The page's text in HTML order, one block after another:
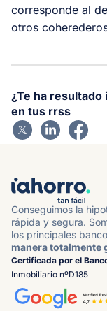
corresponde al
otros
¿Te ha
en tus rrss
Conseguimos la
rápida y segura.
los principales
manera totalmente
Certificada por el
Inmobiliario nºD185